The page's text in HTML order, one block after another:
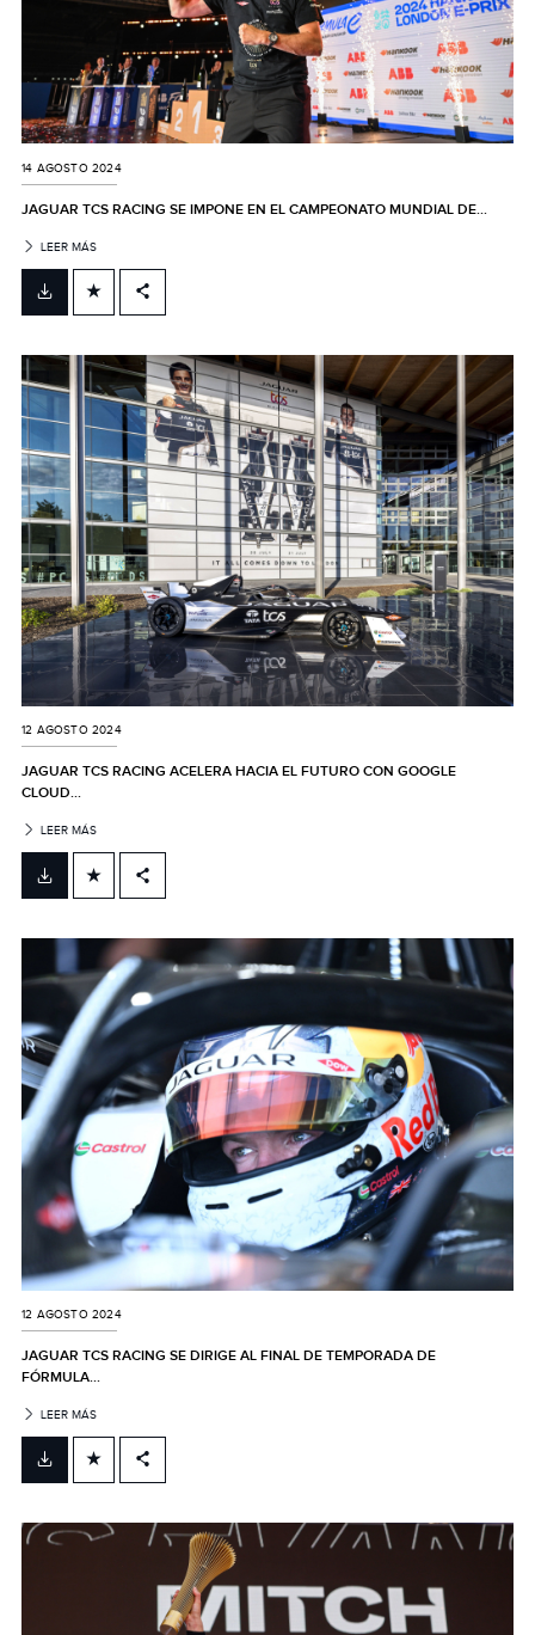
14 AGOSTO 2024
JAGUAR TCS RACING SE IMPONE EN EL CAMPEONATO MUNDIAL DE...
LEER MÁS
X
LINKEDIN
SHARE
12 AGOSTO 2024
JAGUAR TCS RACING ACELERA HACIA EL FUTURO CON GOOGLE
CLOUD...
LEER MÁS
X
LINKEDIN
SHARE
12 AGOSTO 2024
JAGUAR TCS RACING SE DIRIGE AL FINAL DE TEMPORADA DE
FÓRMULA...
LEER MÁS
X
LINKEDIN
SHARE